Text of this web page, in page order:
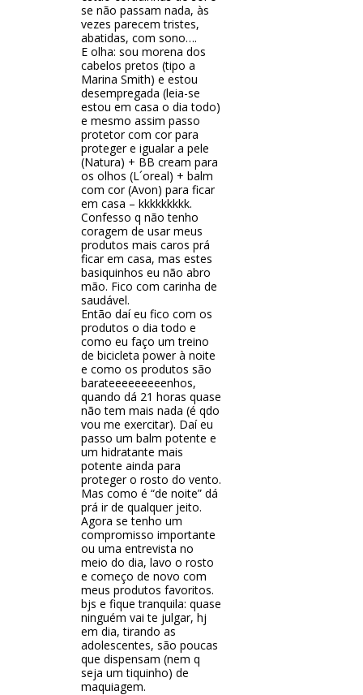
se não passam nada, às
vezes parecem tristes,
abatidas, com sono….
E olha: sou morena dos
cabelos pretos (tipo a
Marina Smith) e estou
desempregada (leia-se
estou em casa o dia todo)
e mesmo assim passo
protetor com cor para
proteger e igualar a pele
(Natura) + BB cream para
os olhos (L´oreal) + balm
com cor (Avon) para ficar
em casa – kkkkkkkkk.
Confesso q não tenho
coragem de usar meus
produtos mais caros prá
ficar em casa, mas estes
basiquinhos eu não abro
mão. Fico com carinha de
saudável.
Então daí eu fico com os
produtos o dia todo e
como eu faço um treino
de bicicleta power à noite
e como os produtos são
barateeeeeeeeenhos,
quando dá 21 horas quase
não tem mais nada (é qdo
vou me exercitar). Daí eu
passo um balm potente e
um hidratante mais
potente ainda para
proteger o rosto do vento.
Mas como é “de noite” dá
prá ir de qualquer jeito.
Agora se tenho um
compromisso importante
ou uma entrevista no
meio do dia, lavo o rosto
e começo de novo com
meus produtos favoritos.
bjs e fique tranquila: quase
ninguém vai te julgar, hj
em dia, tirando as
adolescentes, são poucas
que dispensam (nem q
seja um tiquinho) de
maquiagem.